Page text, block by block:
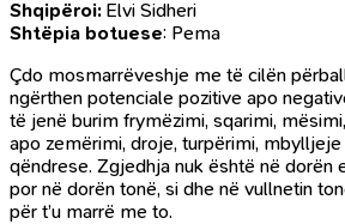
Shqipëroi: Elvi Sidheri
Shtëpia botuese: Pema
Çdo mosmarrëveshje me të cilën
ngërthen potenciale pozitive apo
të jenë burim frymëzimi, sqarimi,
apo zemërimi, droje, turpërimi,
qëndrese. Zgjedhja nuk është në dorën
por në dorën tonë, si dhe në vullnetin
për t’u marrë me to.